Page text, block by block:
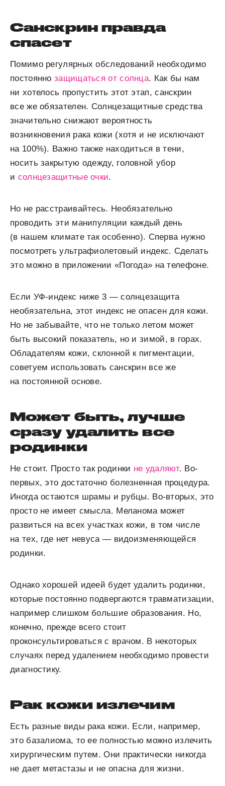
Санскрин правда
спасет
Помимо регулярных обследований необходимо
постояннозащищаться от солнца. Как бы нам
ни хотелось пропустить этот этап, санскрин
все же обязателен. Солнцезащитные средства
значительно снижают вероятность
возникновения рака кожи (хотя и не исключают
на 100%). Важно также находиться в тени,
носить закрытую одежду, головной убор
и солнцезащитные очки.
Но не расстраивайтесь. Необязательно
проводить эти манипуляции каждый день
(в нашем климате так особенно). Сперва нужно
посмотреть ультрафиолетовый индекс. Сделать
это можно в приложении «Погода» на телефоне.
Если УФ-индекс ниже 3 — солнцезащита
необязательна, этот индекс не опасен для кожи.
Но не забывайте, что не только летом может
быть высокий показатель, но и зимой, в горах.
Обладателям кожи, склонной к пигментации,
советуем использовать санскрин все же
на постоянной основе.
Может быть, лучше
сразу удалить все
родинки
Не стоит. Просто так родинки не удаляют. Во-
первых, это достаточно болезненная процедура.
Иногда остаются шрамы и рубцы. Во-вторых, это
просто не имеет смысла. Меланома может
развиться на всех участках кожи, в том числе
на тех, где нет невуса — видоизменяющейся
родинки.
Однако хорошей идеей будет удалить родинки,
которые постоянно подвергаются травматизации,
например слишком большие образования. Но,
конечно, прежде всего стоит
проконсультироваться с врачом. В некоторых
случаях перед удалением необходимо провести
диагностику.
Рак кожи излечим
Есть разные виды рака кожи. Если, например,
это базалиома, то ее полностью можно излечить
хирургическим путем. Они практически никогда
не дает метастазы и не опасна для жизни.